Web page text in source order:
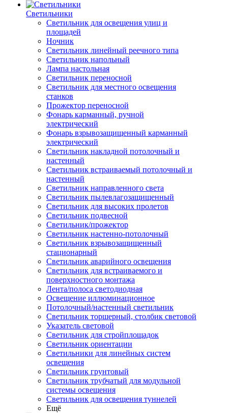
Светильники
Светильник для освещения улиц и
площадей
Ночник
Светильник линейный реечного типа
Светильник напольный
Лампа настольная
Светильник переносной
Светильник для местного освещения
станков
Прожектор переносной
Фонарь карманный, ручной
электрический
Фонарь взрывозащищенный карманный
электрический
Светильник накладной потолочный и
настенный
Светильник встраиваемый потолочный и
настенный
Светильник направленного света
Светильник пылевлагозащищенный
Светильник для высоких пролетов
Светильник подвесной
Светильник/прожектор
Светильник настенно-потолочный
Светильник взрывозащищенный
стационарный
Светильник аварийного освещения
Светильник для встраиваемого и
поверхностного монтажа
Лента/полоса светодиодная
Освещение иллюминационное
Потолочный/настенный светильник
Светильник торшерный, столбик световой
Указатель световой
Светильник для стройплощадок
Светильник ориентации
Светильники для линейных систем
освещения
Светильник грунтовый
Светильник трубчатый для модульной
системы освещения
Светильник для освещения туннелей
Ещё